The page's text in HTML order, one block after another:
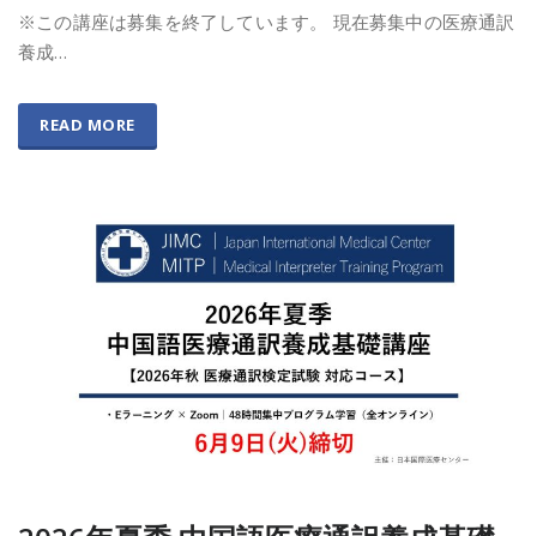
※この講座は募集を終了しています。 現在募集中の医療通訳
養成…
READ MORE